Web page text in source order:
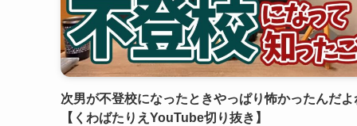
次男が不登校になったときやっぱり怖かったんだよ
【くわばたりえYouTube切り抜き】